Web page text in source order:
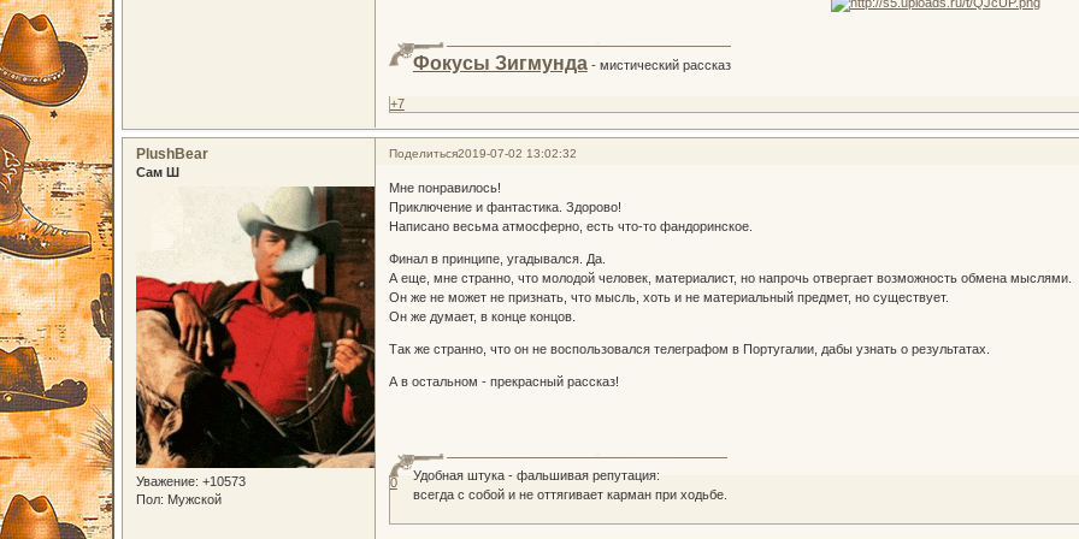
Фокусы Зигмунда- мистический рассказ
+7
Поделиться2019-07-02 13:02:32
PlushBear
Сам Ш
Уважение: +10573
Пол: Мужской
Мне понравилось!
Приключение и фантастика. Здорово!
Написано весьма атмосферно, есть что-то фандоринское.
Финал в принципе, угадывался. Да.
А еще, мне странно, что молодой человек, материалист, но напрочь отвергает возможность обмена мыслями.
Он же не может не признать, что мысль, хоть и не материальный предмет, но существует.
Он же думает, в конце концов.
Так же странно, что он не воспользовался телеграфом в Португалии, дабы узнать о результатах.
А в остальном - прекрасный рассказ!
Удобная штука - фальшивая репутация:
всегда с собой и не оттягивает карман при ходьбе.
0